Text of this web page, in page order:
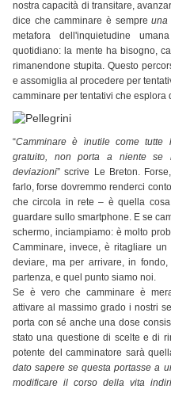
nostra capacità di transitare,
dice che camminare è sempreuna
metafora dell'inquietudine
quotidiano: la mente ha bisogno,
rimanendone stupita. Questo
e assomiglia al procedere per
camminare per tentativi che
“Camminare è inutile come tutte
gratuito, non porta a niente se
deviazioni” scrive Le Breton.
farlo, forse dovremmo renderci
che circola in rete – è quella
guardare sullo smartphone. E se
schermo, inciampiamo: è molto
Camminare, invece, è ritagliare
deviare, ma per arrivare, in
partenza, e quel punto siamo noi.
Se è vero che camminare è
attivare al massimo grado i nostri
porta con sé anche una dose
stato una questione di scelte e di
potente del camminatore sarà
dato sapere se questa portasse a
modificare il corso della vita